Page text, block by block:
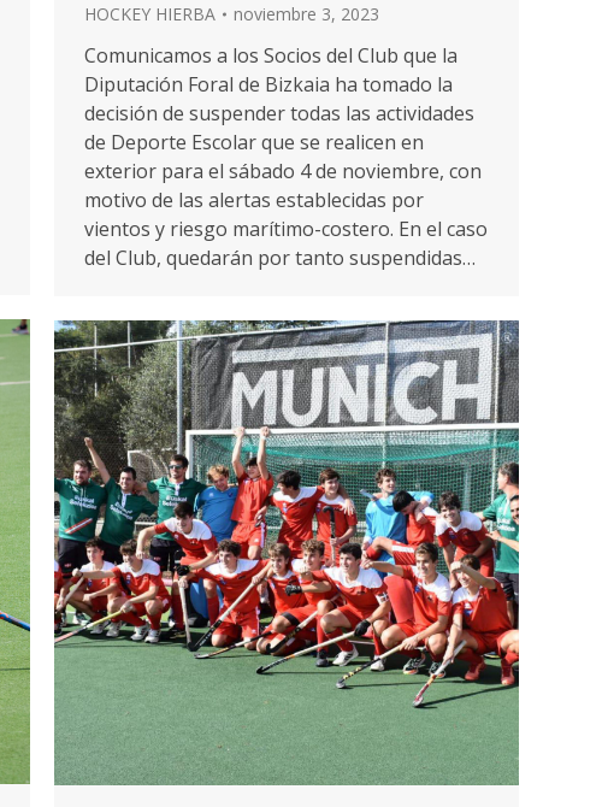
HOCKEY HIERBA noviembre 3, 2023
Comunicamos a los Socios del Club que la
Diputación Foral de Bizkaia ha tomado la
decisión de suspender todas las actividades
de Deporte Escolar que se realicen en
exterior para el sábado 4 de noviembre, con
motivo de las alertas establecidas por
vientos y riesgo marítimo-costero. En el caso
del Club, quedarán por tanto suspendidas…